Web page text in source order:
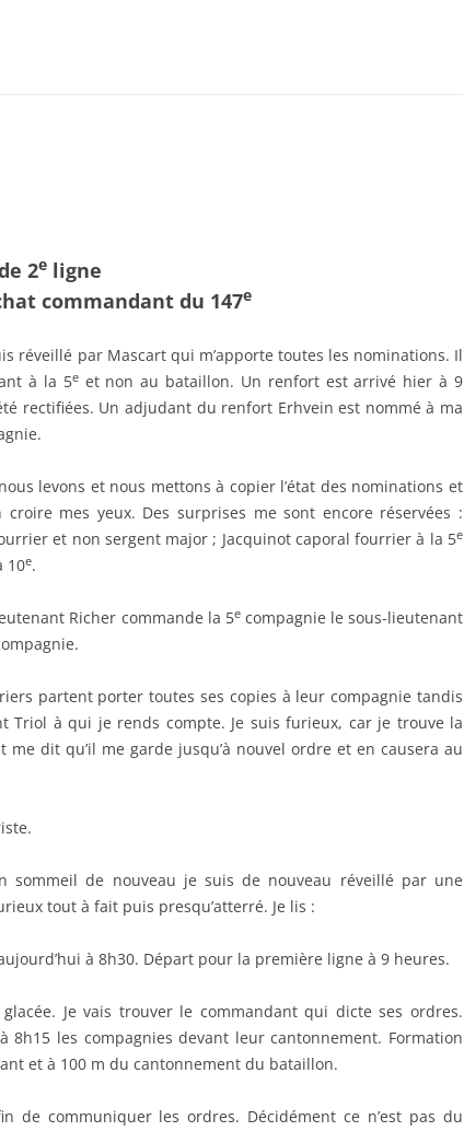
2e ligne
commandant du 147e
réveillé par Mascart qui m’apporte toutes les nominations. Il
à la 5eet non au bataillon. Un renfort est arrivé hier à 9
rectifiées. Un adjudant du renfort Erhvein est nommé à ma
levons et nous mettons à copier l’état des nominations et
mes yeux. Des surprises me sont encore réservées :
et non sergent major ; Jacquinot caporal fourrier à la 5e
10e.
Richer commande la 5ecompagnie le sous-lieutenant
partent porter toutes ses copies à leur compagnie tandis
Triol à qui je rends compte. Je suis furieux, car je trouve la
me dit qu’il me garde jusqu’à nouvel ordre et en causera au
sommeil de nouveau je suis de nouveau réveillé par une
tout à fait puis presqu’atterré. Je lis :
à 8h30. Départ pour la première ligne à 9 heures.
Je vais trouver le commandant qui dicte ses ordres.
8h15 les compagnies devant leur cantonnement. Formation
et à 100 m du cantonnement du bataillon.
de communiquer les ordres. Décidément ce n’est pas du